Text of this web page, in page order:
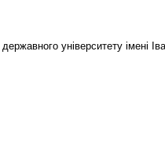
університету імені